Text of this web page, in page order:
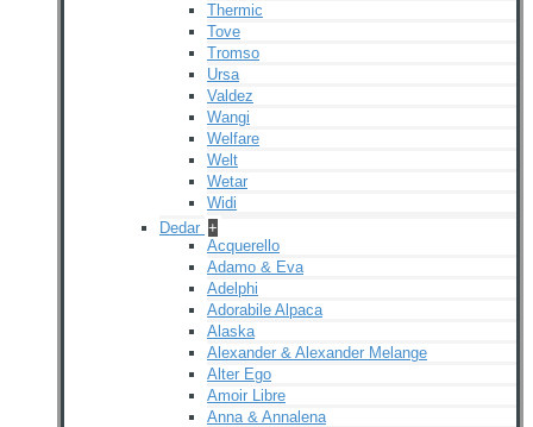
Thermic
Tove
Tromso
Ursa
Valdez
Wangi
Welfare
Welt
Wetar
Widi
Dedar +
Acquerello
Adamo & Eva
Adelphi
Adorabile Alpaca
Alaska
Alexander & Alexander Melange
Alter Ego
Amoir Libre
Anna & Annalena